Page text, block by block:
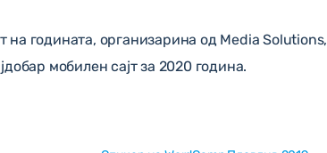
на годината, организарина од Media
мобилен сајт за 2020 година.